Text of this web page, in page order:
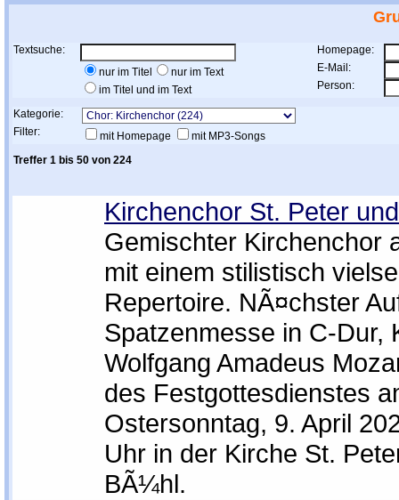
Textsuche:
Homepage:
nur im Titel
nur im Text
E-Mail:
im Titel und im Text
Person:
Kategorie:
Filter:
mit Homepage
mit MP3-Songs
Treffer 1 bis 50 von 224
Kirchenchor St. Peter
Gemischter Kirchenchor
mit einem stilistisch
Repertoire. NÃ¤chster
Spatzenmesse in C-Dur,
Wolfgang Amadeus
des Festgottesdienstes
Ostersonntag, 9. April
Uhr in der Kirche St.
BÃ¼hl.